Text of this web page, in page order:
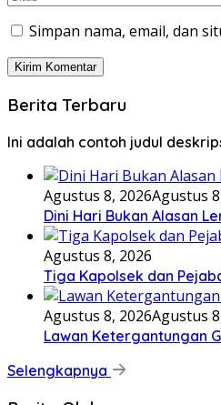
Simpan nama, email, dan
Berita Terbaru
Ini adalah contoh judul
Agustus 8, 2026Agustus
Dini Hari Bukan Alasan
Agustus 8, 2026
Tiga Kapolsek dan
Agustus 8, 2026Agustus
Lawan Ketergantungan
Selengkapnya